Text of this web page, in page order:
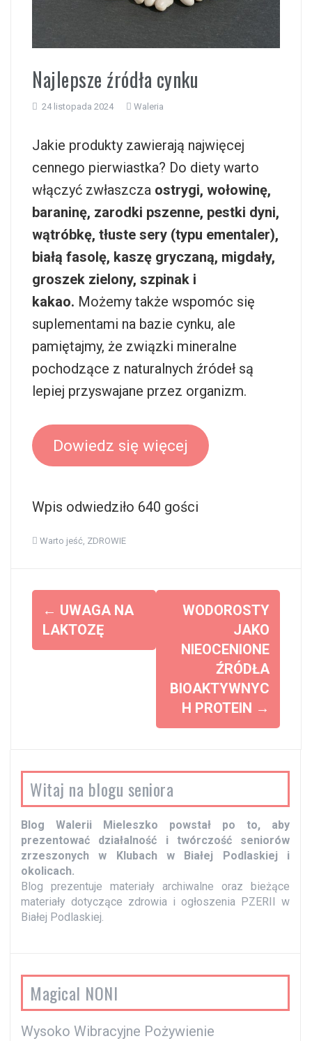
Najlepsze źródła cynku
24 listopada 2024 Waleria
Jakie produkty zawierają najwięcej
cennego pierwiastka? Do diety warto
włączyć zwłaszcza ostrygi, wołowinę,
baraninę, zarodki pszenne, pestki dyni,
wątróbkę, tłuste sery (typu ementaler),
białą fasolę, kaszę gryczaną, migdały,
groszek zielony, szpinak i
kakao. Możemy także wspomóc się
suplementami na bazie cynku, ale
pamiętajmy, że związki mineralne
pochodzące z naturalnych źródeł są
lepiej przyswajane przez organizm.
Dowiedz się więcej
Wpis odwiedziło 640 gości
Warto jeść, ZDROWIE
b
i
s
y
← UWAGA NA
LAKTOZĘ
WODOROSTY
JAKO
NIEOCENIONE
ŹRÓDŁA
BIOAKTYWNYC
H PROTEIN →
Witaj na blogu seniora
Blog Walerii Mieleszko powstał po to, aby
prezentować działalność i twórczość seniorów
zrzeszonych w Klubach w Białej Podlaskiej i
okolicach.
Blog prezentuje materiały archiwalne oraz bieżące
materiały dotyczące zdrowia i ogłoszenia PZERII w
Białej Podlaskiej.
Magical NONI
Wysoko Wibracyjne Pożywienie